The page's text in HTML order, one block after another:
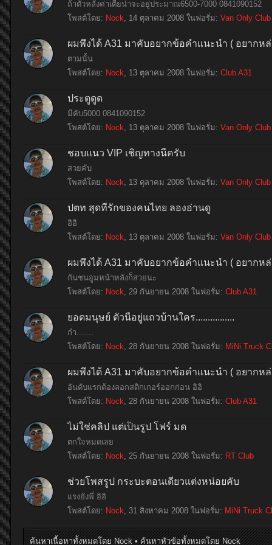
ถ้าตัวหลังค่าเตี้ยน่าจะอยู่ประมาณ6500-7000 0841090152
โพสต์โดย: Nock, 14 ตุลาคม 2008 ในฟอรั่ม: Van Only Club
ผมพึ่งได้ A31 มาคับอยากข้อคำแนะนำ ( อยากห
ตามนั้น
โพสต์โดย: Nock, 13 ตุลาคม 2008 ในฟอรั่ม: Club A31
ประตูดูด
มีคับ5000 0841090152
โพสต์โดย: Nock, 13 ตุลาคม 2008 ในฟอรั่ม: Van Only Club
ชอบแนว VIP เชิญทางนี้ครับ
สวยคับ
โพสต์โดย: Nock, 13 ตุลาคม 2008 ในฟอรั่ม: Van Only Club
ปตท สุดที่รักของคนไทย ลองอ่านดู
อิอิ
โพสต์โดย: Nock, 13 ตุลาคม 2008 ในฟอรั่ม: Van Only Club
ผมพึ่งได้ A31 มาคับอยากข้อคำแนะนำ ( อยากห
กันชนอูมหน้าหลังก็สวยนะ
โพสต์โดย: Nock, 29 กันยายน 2008 ในฟอรั่ม: Club A31
ยอดมนุษย์ ตัวนี้อยู่แถวบ้านใคร................
กำ.......
โพสต์โดย: Nock, 28 กันยายน 2008 ในฟอรั่ม: MiNi Truck
ผมพึ่งได้ A31 มาคับอยากข้อคำแนะนำ ( อยากห
อันดับแรกต้องลอกสติกเกอร์ออกก่อน อิอิ
โพสต์โดย: Nock, 28 กันยายน 2008 ในฟอรั่ม: Club A31
ไม่ใช่คลิป แต่เป็นรูป โฟร์ มด
ตกใจหมดเลย
โพสต์โดย: Nock, 25 กันยายน 2008 ในฟอรั่ม: RT Club
ช่วยโพสรูป กระบะตอนเดียวแต่งหน่อยคับ
แรงยังพี่ อิอิ
โพสต์โดย: Nock, 31 สิงหาคม 2008 ในฟอรั่ม: MiNi Truck
ค้นหาเนื้อหาทั้งหมดโดย Nock ค้นหาหัวข้อทั้งหมดโดย Nock